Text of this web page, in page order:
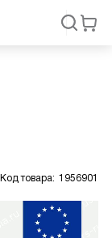
Код товара: 1956901